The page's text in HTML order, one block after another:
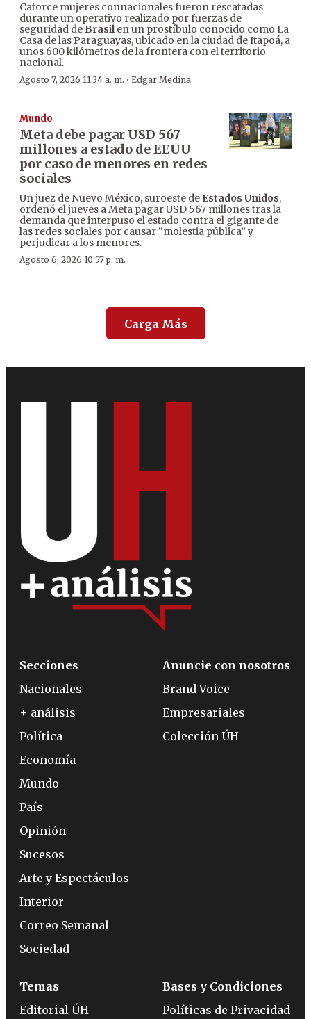
Catorce mujeres connacionales fueron rescatadas
durante un operativo realizado por fuerzas de
seguridad de Brasilen un prostíbulo conocido como La
Casa de las Paraguayas, ubicado en la ciudad de Itapoá, a
unos 600 kilómetros de la frontera con el territorio
nacional.
Agosto 7, 2026 11:34 a. m. · Edgar Medina
Mundo
Meta debe pagar USD 567
millones a estado de EEUU
por caso de menores en redes
sociales
Un juez de Nuevo México, suroeste de Estados Unidos,
ordenó el jueves a Meta pagar USD 567 millones tras la
demanda que interpuso el estado contra el gigante de
las redes sociales por causar “molestia pública” y
perjudicar a los menores.
Agosto 6, 2026 10:57 p. m.
Carga Más
Secciones
Nacionales
+ análisis
Política
Economía
Mundo
País
Opinión
Sucesos
Arte y Espectáculos
Interior
Correo Semanal
Sociedad
Anuncie con nosotros
Brand Voice
Empresariales
Colección ÚH
Temas
Editorial ÚH
Bases y Condiciones
Políticas de Privacidad